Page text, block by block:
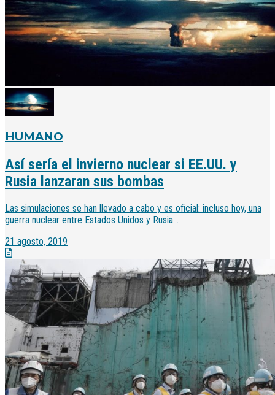
HUMANO
Así sería el invierno nuclear si EE.UU. y
Rusia lanzaran sus bombas
Las simulaciones se han llevado a cabo y es oficial: incluso hoy, una
guerra nuclear entre Estados Unidos y Rusia...
21 agosto, 2019